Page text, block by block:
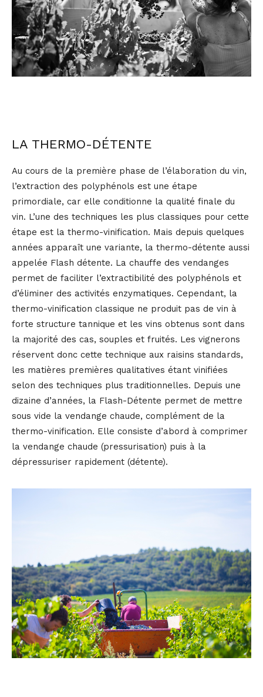
LA THERMO-DÉTENTE
Au cours de la première phase de l’élaboration du vin,
l’extraction des polyphénols est une étape
primordiale, car elle conditionne la qualité finale du
vin. L’une des techniques les plus classiques pour cette
étape est la thermo-vinification. Mais depuis quelques
années apparaît une variante, la thermo-détente aussi
appelée Flash détente. La chauffe des vendanges
permet de faciliter l’extractibilité des polyphénols et
d’éliminer des activités enzymatiques. Cependant, la
thermo-vinification classique ne produit pas de vin à
forte structure tannique et les vins obtenus sont dans
la majorité des cas, souples et fruités. Les vignerons
réservent donc cette technique aux raisins standards,
les matières premières qualitatives étant vinifiées
selon des techniques plus traditionnelles. Depuis une
dizaine d’années, la Flash-Détente permet de mettre
sous vide la vendange chaude, complément de la
thermo-vinification. Elle consiste d’abord à comprimer
la vendange chaude (pressurisation) puis à la
dépressuriser rapidement (détente).